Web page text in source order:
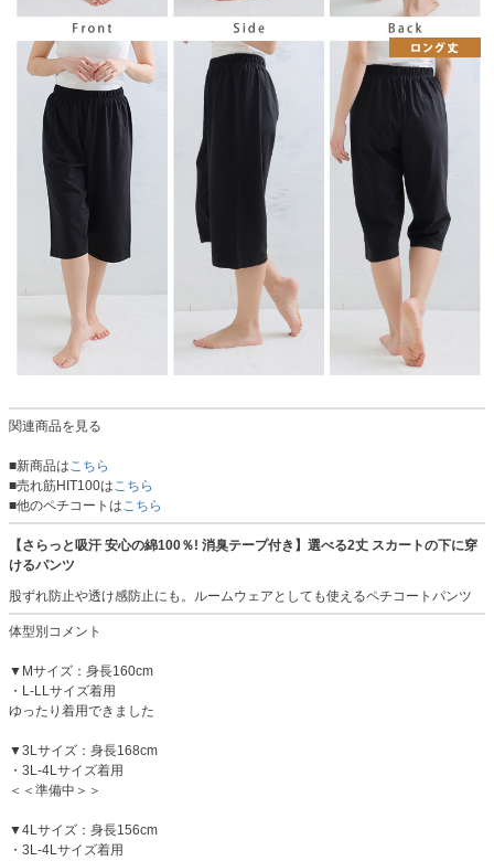
関連商品を見る
■新商品はこちら
■売れ筋HIT100はこちら
■他のペチコートはこちら
【さらっと吸汗 安心の綿100％! 消臭テープ付き】選べる2丈 スカートの下に穿
けるパンツ
股ずれ防止や透け感防止にも。ルームウェアとしても使えるペチコートパンツ
体型別コメント
▼Mサイズ：身長160cm
・L-LLサイズ着用
ゆったり着用できました
▼3Lサイズ：身長168cm
・3L-4Lサイズ着用
＜＜準備中＞＞
▼4Lサイズ：身長156cm
・3L-4Lサイズ着用